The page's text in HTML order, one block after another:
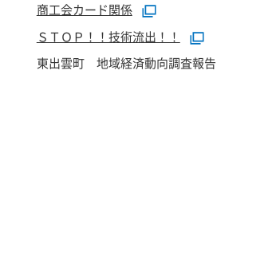
商工会カード関係
ＳＴＯＰ！！技術流出！！
東出雲町 地域経済動向調査報告